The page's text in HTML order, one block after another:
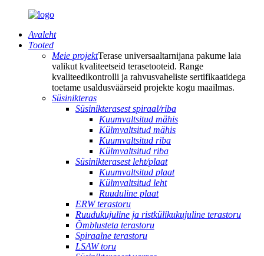
Avaleht
Tooted
Meie projektTerase universaaltarnijana pakume laia
valikut kvaliteetseid terasetooteid. Range
kvaliteedikontrolli ja rahvusvaheliste sertifikaatidega
toetame usaldusväärseid projekte kogu maailmas.
Süsinikteras
Süsinikterasest spiraal/riba
Kuumvaltsitud mähis
Külmvaltsitud mähis
Kuumvaltsitud riba
Külmvaltsitud riba
Süsinikterasest leht/plaat
Kuumvaltsitud plaat
Külmvaltsitud leht
Ruuduline plaat
ERW terastoru
Ruudukujuline ja ristkülikukujuline terastoru
Õmblusteta terastoru
Spiraalne terastoru
LSAW toru